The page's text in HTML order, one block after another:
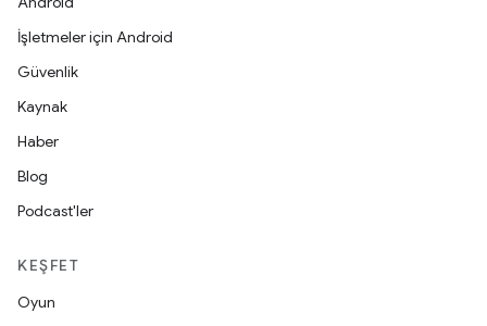
İşletmeler için Android
Güvenlik
Kaynak
Haber
Blog
Podcast'ler
KEŞFET
Oyun